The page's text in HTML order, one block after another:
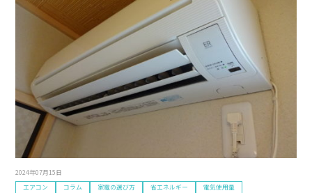
2024年07月15日
エアコン
コラム 家電の選び方 省エネルギー 電気使用量